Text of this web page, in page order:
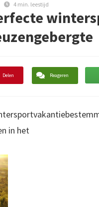
4 min. leestijd
Delen Reageren
in het